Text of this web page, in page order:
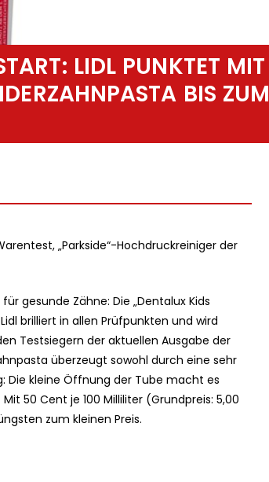
LIDL PUNKTET MIT
BIS ZUM
„Parkside“-Hochdruckreiniger der
gesunde Zähne: Die „Dentalux Kids
brilliert in allen Prüfpunkten und wird
Testsiegern der aktuellen Ausgabe der
überzeugt sowohl durch eine sehr
Die kleine Öffnung der Tube macht es
50 Cent je 100 Milliliter (Grundpreis: 5,00
zum kleinen Preis.